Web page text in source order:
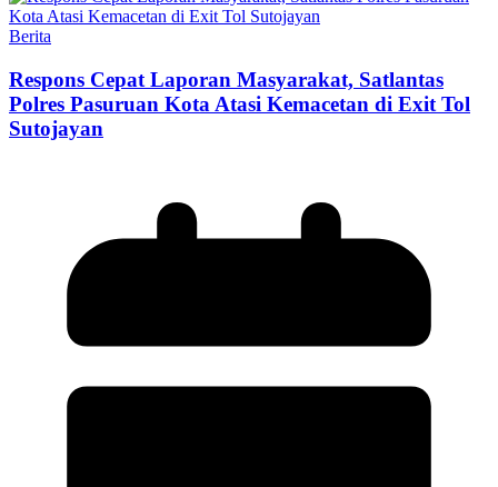
Berita
Respons Cepat Laporan Masyarakat, Satlantas
Polres Pasuruan Kota Atasi Kemacetan di Exit Tol
Sutojayan